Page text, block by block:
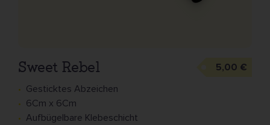
Sweet Rebel
5,00 €
Gesticktes Abzeichen
6Cm x 6Cm
Aufbügelbare Klebeschicht